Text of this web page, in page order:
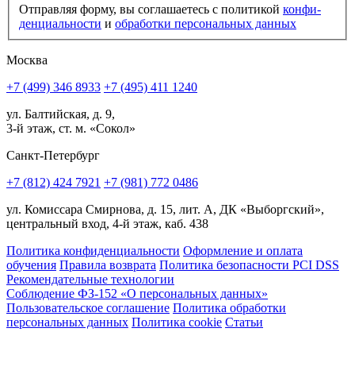
Отправляя форму, вы соглашаетесь с политикой конфи­
ден­циальности и обработки персональных данных
Москва
+7 (499) 346 8933 +7 (495) 411 1240
ул. Балтийская, д. 9,
3-й этаж, ст. м. «Сокол»
Санкт-Петербург
+7 (812) 424 7921 +7 (981) 772 0486
ул. Комиссара Смирнова, д. 15, лит. А, ДК «Выборгский»,
центральный вход, 4-й этаж, каб. 438
Политика конфиденциальности Оформление и оплата
обучения Правила возврата Политика безопасности PCI DSS
Рекомендательные технологии
Соблюдение ФЗ-152 «О персональ­ных данных»
Пользовательское соглашение Политика обработки
персональных данных Политика cookie Статьи